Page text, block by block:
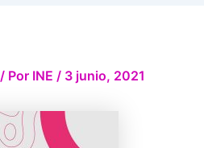
/ Por INE / 3 junio, 2021